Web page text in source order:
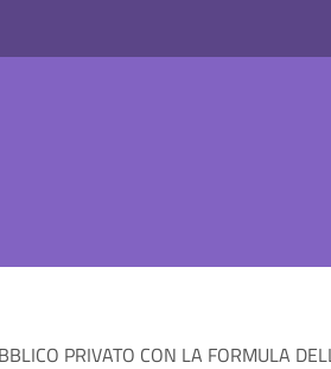
PRIVATO CON LA FORMULA